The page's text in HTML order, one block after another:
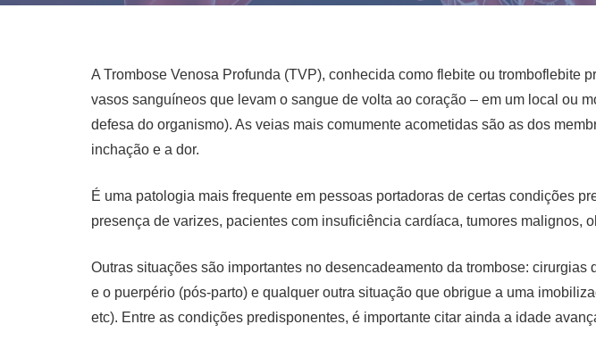
A Trombose Venosa Profunda (TVP), conhecida como flebite ou
vasos sanguíneos que levam o sangue de volta ao coração – em um local ou
defesa do organismo). As veias mais comumente acometidas são as dos
inchação e a dor.
É uma patologia mais frequente em pessoas portadoras de certas condições
presença de varizes, pacientes com insuficiência cardíaca, tumores malignos,
Outras situações são importantes no desencadeamento da trombose:
e o puerpério (pós-parto) e qualquer outra situação que obrigue a uma
etc). Entre as condições predisponentes, é importante citar ainda a idade